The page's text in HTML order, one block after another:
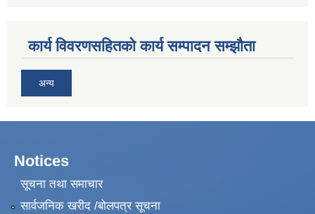
कार्य विवरणसहितको कार्य सम्पादन सम्झौता
अन्य
Notices
सूचना तथा समाचार
सार्वजनिक खरीद /बोलपत्र सूचना